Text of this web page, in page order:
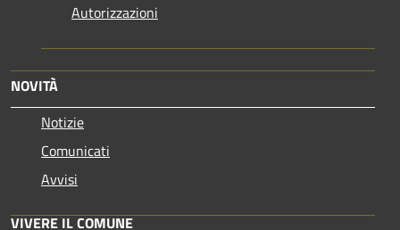
Autorizzazioni
NOVITÀ
Notizie
Comunicati
Avvisi
VIVERE IL COMUNE